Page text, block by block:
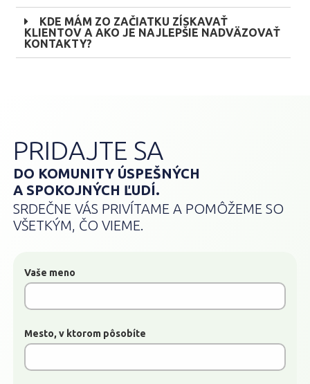
KDE MÁM ZO ZAČIATKU ZÍSKAVAŤ
KLIENTOV A AKO JE NAJLEPŠIE NADVÄZOVAŤ
KONTAKTY?
PRIDAJTE SA
DO KOMUNITY ÚSPEŠNÝCH
A SPOKOJNÝCH ĽUDÍ.
SRDEČNE VÁS PRIVÍTAME A POMÔŽEME SO
VŠETKÝM, ČO VIEME.
Vaše meno
Mesto, v ktorom pôsobíte